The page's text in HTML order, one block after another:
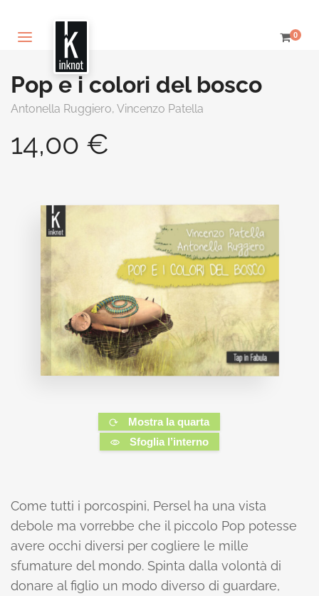
0
Pop e i colori del bosco
Antonella Ruggiero, Vincenzo Patella
14,00 €
Mostra la quarta
Sfoglia l’interno
Come tutti i porcospini, Persel ha una vista
debole ma vorrebbe che il piccolo Pop potesse
avere occhi diversi per cogliere le mille
sfumature del mondo. Spinta dalla volontà di
donare al figlio un modo diverso di guardare,